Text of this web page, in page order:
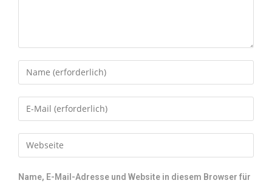
Name, E-Mail-Adresse und Website in diesem Browser für